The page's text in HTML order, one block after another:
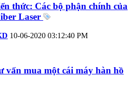
thức: Các bộ phận chính của
Laser
10-06-2020 03:12:40 PM
vấn mua một cái máy hàn hồ